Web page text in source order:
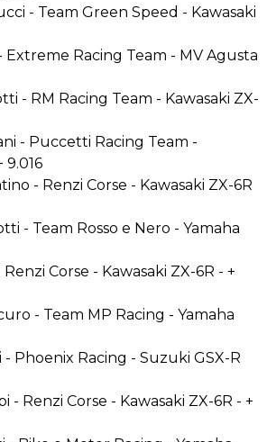
- Team Green Speed - Kawasaki
Extreme Racing Team - MV Agusta
- RM Racing Team - Kawasaki ZX-
- Puccetti Racing Team -
9.016
- Renzi Corse - Kawasaki ZX-6R
- Team Rosso e Nero - Yamaha
Corse - Kawasaki ZX-6R - +
- Team MP Racing - Yamaha
Phoenix Racing - Suzuki GSX-R
- Renzi Corse - Kawasaki ZX-6R - +